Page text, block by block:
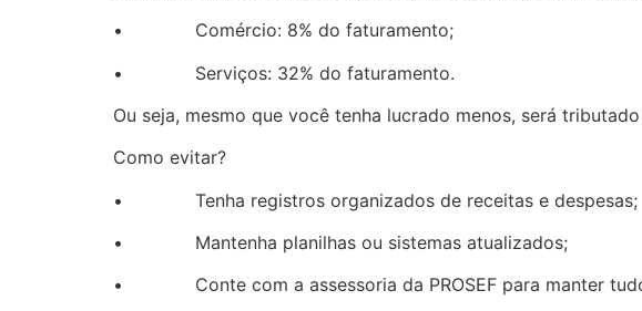
• Comércio: 8% do faturamento;
• Serviços: 32% do faturamento.
Ou seja, mesmo que você tenha lucrado menos, será
Como evitar?
• Tenha registros organizados de receitas e despesas;
• Mantenha planilhas ou sistemas atualizados;
• Conte com a assessoria da PROSEF para manter tudo